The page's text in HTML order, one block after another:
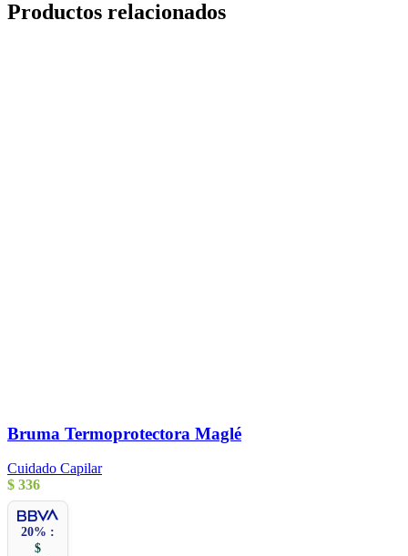
Productos relacionados
Bruma Termoprotectora Maglé
Cuidado Capilar
$ 336
20% :
$